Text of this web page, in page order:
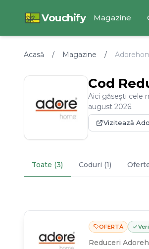
Vouchify Magazine
Acasă / Magazine /
Cod
Aici găsești cele
august 2026.
Vizitează
Toate (3) Coduri (1)
OFERTĂ
Reduceri